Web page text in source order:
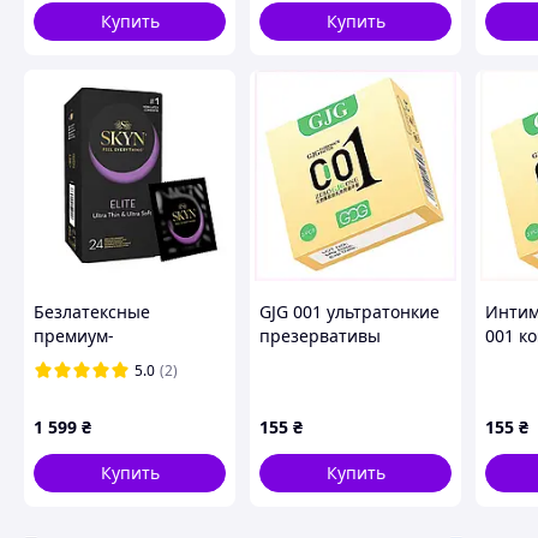
Длинна: 223 мм
Материал: Латекс VYTEX
Форма: Цилиндрическая
Смазка: Силикон
Толщина стенки: 0,05мм
Доступные упаковки: 3шт, 10шт, 36шт
Размер 64 рекомендуется для окружности пениса от 13
Купить
Купить
Безлатексные
премиум-
презервативы SKYN
Elite 24 шт,
5.0 (2)
1 599 ₴
Купить
GJG 001 ультратонкие
презервативы
155 ₴
Купить
001
155 ₴